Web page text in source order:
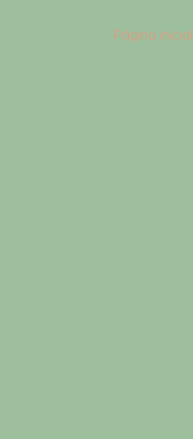
Página inicial